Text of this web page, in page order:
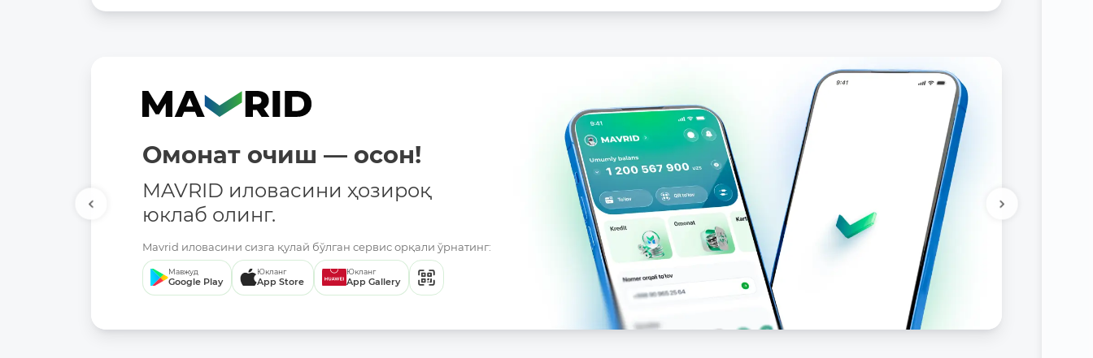
Омонат очиш — осон!
MAVRID иловасини ҳозироқ
юклаб олинг.
Mavrid иловасини сизга қулай бўлган сервис орқали ўрнатинг:
Мавжуд
Google Play
Юкланг
App Store
Юкланг
App Gallery